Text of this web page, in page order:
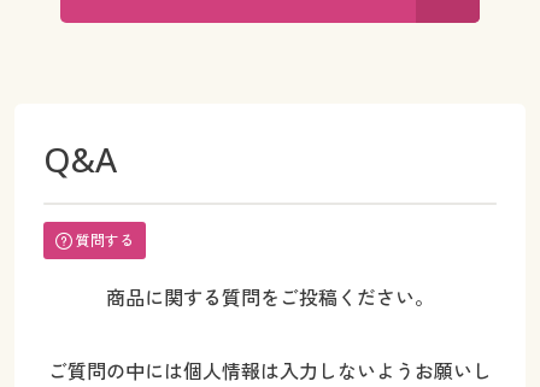
Q&A
質問する
商品に関する質問をご投稿ください。
ご質問の中には個人情報は入力しないようお願いし